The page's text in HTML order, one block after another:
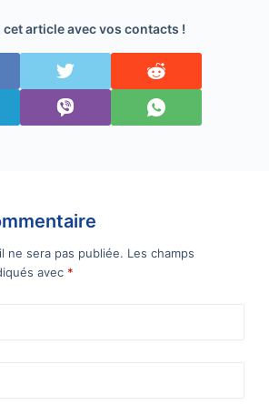
cet article avec vos contacts !
ne sera pas publiée. Les champs
avec *